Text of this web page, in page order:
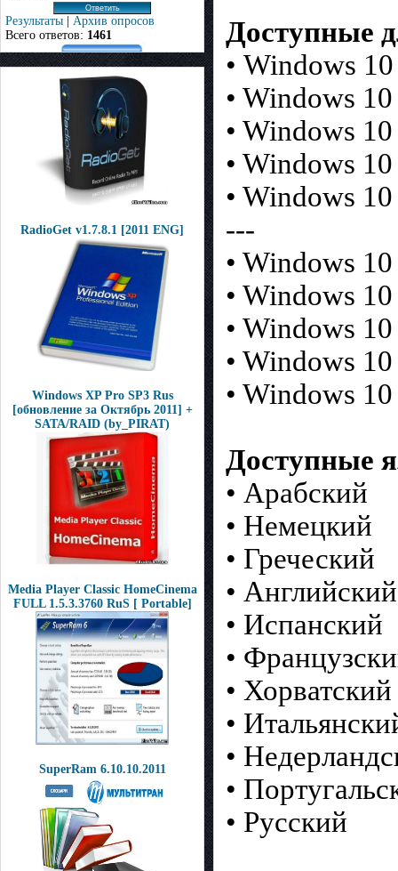
Результаты | Архив опросов
Всего ответов: 1461
RadioGet v1.7.8.1 [2011 ENG]
Windows XP Pro SP3 Rus
[обновление за Октябрь 2011] +
SATA/RAID (by_PIRAT)
Media Player Classic HomeCinema
FULL 1.5.3.3760 RuS [ Portable]
SuperRam 6.10.10.2011
Доступные
• Windows
• Windows
• Windows
• Windows
• Windows
---
• Windows
• Windows
• Windows
• Windows
• Windows
Доступные
• Арабский
• Немецкий
• Греческий
• Английский
• Испанский
•
• Хорватский
•
•
•
• Русский